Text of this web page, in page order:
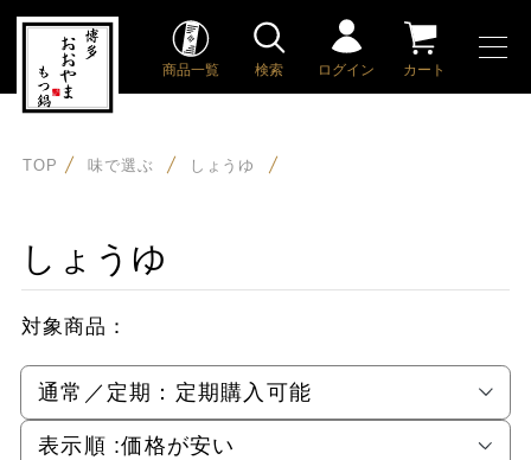
商品一覧 検索 ログイン カート
TOP 味で選ぶ しょうゆ
しょうゆ
対象商品：
通常／定期： 定期購入可能
表示順 :価格が安い